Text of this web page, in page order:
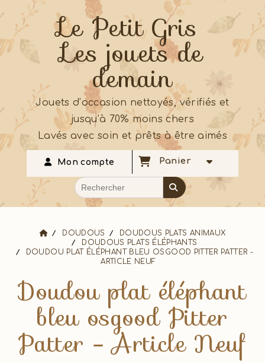
Le Petit Gris
Les jouets de
demain
Jouets d’occasion nettoyés, vérifiés et
jusqu’à 70% moins chers
Lavés avec soin et prêts à être aimés
Mon compte Panier
DOUDOUS
DOUDOUS PLATS ANIMAUX
DOUDOUS PLATS ÉLÉPHANTS
DOUDOU PLAT ÉLÉPHANT BLEU OSGOOD PITTER PATTER -
ARTICLE NEUF
Doudou plat éléphant
bleu osgood Pitter
Patter - Article Neuf